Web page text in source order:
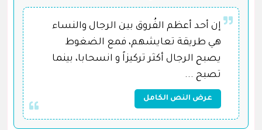
إن أحد أعظم الفُروق بين الرجال والنساء
هي طريقة تعايشهم، فمع الضغوط
يصبح الرجال أكثر تركيزاً و انسحابا، بينما
تصبح ...
عرض النص الكامل